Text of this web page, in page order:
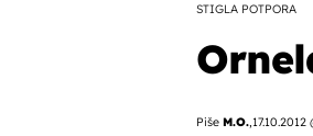
STIGLA POTPORA
Piše M.O.,17.10.2012